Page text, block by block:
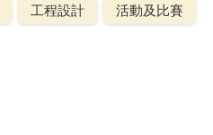
工程設計
活動及比賽